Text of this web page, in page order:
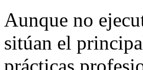
Aunque no
sitúan el
prácticas